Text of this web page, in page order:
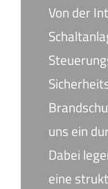
Von der
uns ein
Dabei
eine